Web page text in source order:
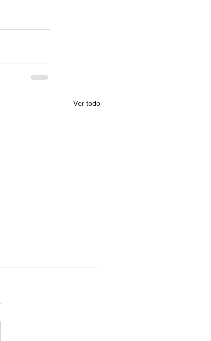
Ver todo